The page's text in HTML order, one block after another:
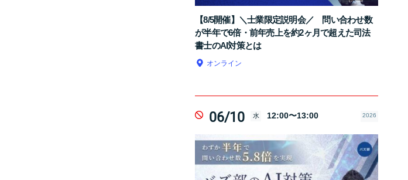
【8/5開催】＼士業限定説明会／ 問い合わせ数
が半年で6倍・前年売上を約2ヶ月で超えた司法
書士のAI対策とは
オンライン
06/10 水 12:00〜13:00 2026